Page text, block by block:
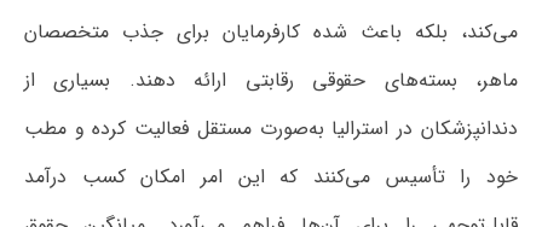
می‌کند، بلکه باعث شده کارفرمایان برای جذب متخصصان
ماهر، بسته‌های حقوقی رقابتی ارائه دهند. بسیاری از
دندانپزشکان در استرالیا به‌صورت مستقل فعالیت کرده و مطب
خود را تأسیس می‌کنند که این امر امکان کسب درآمد